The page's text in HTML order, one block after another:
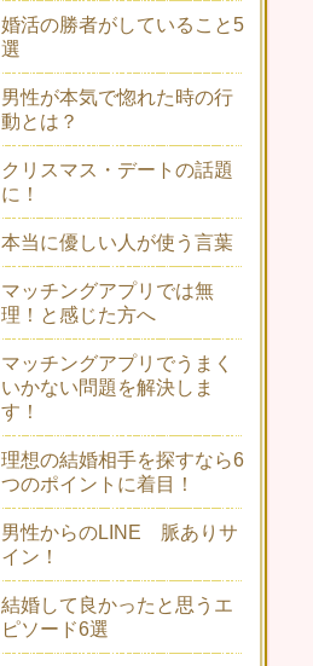
婚活の勝者がしていること5
選
男性が本気で惚れた時の行
動とは？
クリスマス・デートの話題
に！
本当に優しい人が使う言葉
マッチングアプリでは無
理！と感じた方へ
マッチングアプリでうまく
いかない問題を解決しま
す！
理想の結婚相手を探すなら6
つのポイントに着目！
男性からのLINE 脈ありサ
イン！
結婚して良かったと思うエ
ピソード6選